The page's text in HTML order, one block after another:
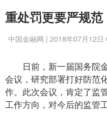
重处罚更要严规范
中国金融网 | 2018年07月12日
日前，新一届国务院
会议，研究部署打好防范
作。此次会议，肯定了监
工作方向，对今后的监管